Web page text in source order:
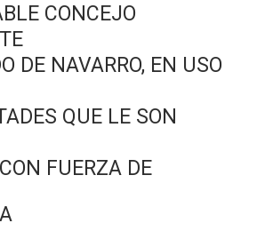
CONCEJO
DE NAVARRO, EN USO
QUE LE SON
FUERZA DE